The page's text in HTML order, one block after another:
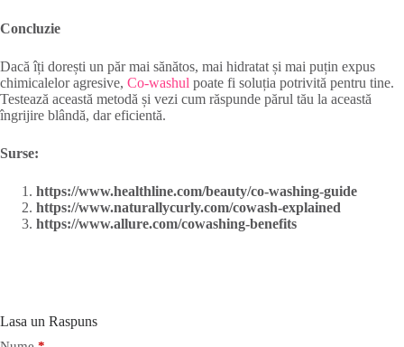
Concluzie
Dacă îți dorești un păr mai sănătos, mai hidratat și mai puțin expus
chimicalelor agresive, Co-washul poate fi soluția potrivită pentru tine.
Testează această metodă și vezi cum răspunde părul tău la această
îngrijire blândă, dar eficientă.
Surse:
https://www.healthline.com/beauty/co-washing-guide
https://www.naturallycurly.com/cowash-explained
https://www.allure.com/cowashing-benefits
Lasa un Raspuns